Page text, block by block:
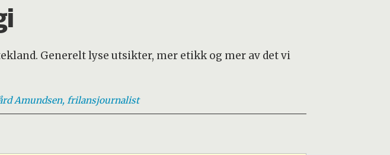
Generelt lyse utsikter, mer etikk og mer av det vi
Amundsen, frilansjournalist